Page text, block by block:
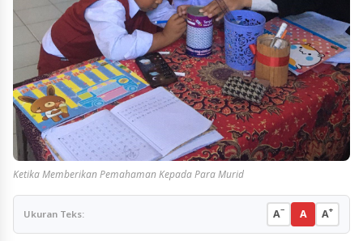
Ketika Memberikan Pemahaman Kepada Para Murid
Ukuran Teks: A− A A+